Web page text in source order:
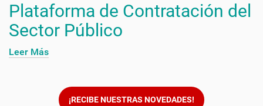
Plataforma de Contratación del
Sector Público
Leer Más
¡RECIBE NUESTRAS NOVEDADES!